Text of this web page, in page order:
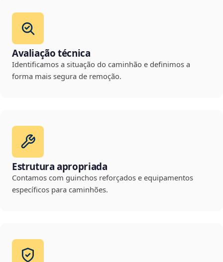
Avaliação técnica
Identificamos a situação do caminhão e definimos a
forma mais segura de remoção.
Estrutura apropriada
Contamos com guinchos reforçados e equipamentos
específicos para caminhões.